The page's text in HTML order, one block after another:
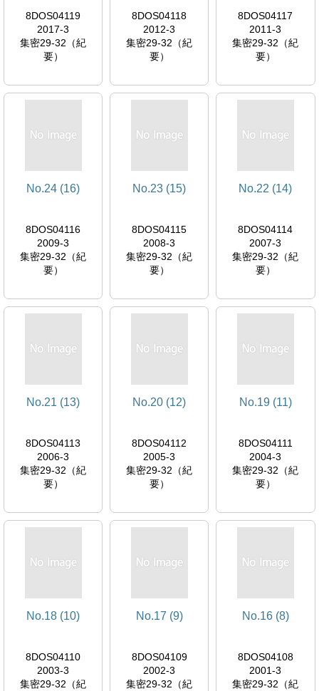
8DOS04119
2017-3
集密29-32（紀
要）
8DOS04118
2012-3
集密29-32（紀
要）
8DOS04117
2011-3
集密29-32（紀
要）
No.24 (16)
8DOS04116
2009-3
集密29-32（紀
要）
No.23 (15)
8DOS04115
2008-3
集密29-32（紀
要）
No.22 (14)
8DOS04114
2007-3
集密29-32（紀
要）
No.21 (13)
8DOS04113
2006-3
集密29-32（紀
要）
No.20 (12)
8DOS04112
2005-3
集密29-32（紀
要）
No.19 (11)
8DOS04111
2004-3
集密29-32（紀
要）
No.18 (10)
8DOS04110
2003-3
集密29-32（紀
No.17 (9)
8DOS04109
2002-3
集密29-32（紀
No.16 (8)
8DOS04108
2001-3
集密29-32（紀